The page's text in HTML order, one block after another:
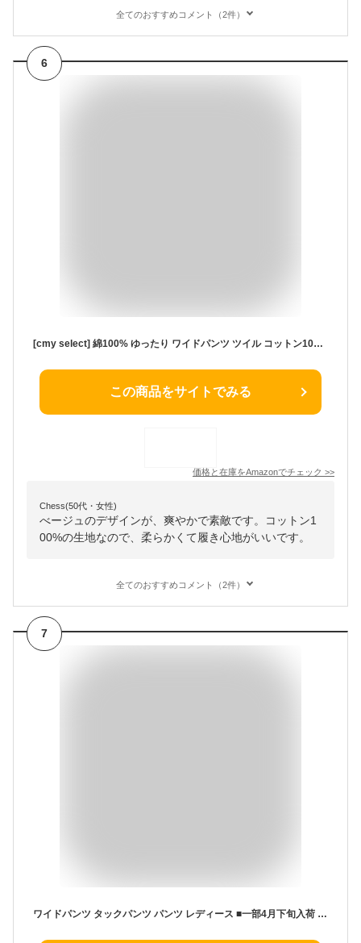
全てのおすすめコメント（2件）
6
[cmy select] 綿100% ゆったり ワイドパンツ ツイル コットン100 レディース ズボン パンツ 服 春服 春夏 可愛い カーゴパンツ かわいい おしゃれ セットアップ 春物 夏 夏服 カジュアル ボトムス 夏物 秋冬 ワイド 秋 夏用 コットン ストレート リラックス 体型カバー チノパンツ きれいめワイドパンツ 秋用 無地シンプル オールシーズン春 吸汗通気 肌に優しい 春夏秋冬用 春夏秋用 オールシーズン通用 ワイドチノパン ワイドチノパンツ ワイドチノパンレディース ワイドカーゴパン
この商品をサイトでみる
価格と在庫をAmazonでチェック >>
Chess(50代・女性)
べージュのデザインが、爽やかで素敵です。コットン1
00%の生地なので、柔らかくて履き心地がいいです。
全てのおすすめコメント（2件）
7
ワイドパンツ タックパンツ パンツ レディース ■一部4月下旬入荷 カラーパンツ フレアパンツ ツイードパンツ 卒業式 入学式 スーツ ツイード ボトムス オフィスカジュアル ロング ワイド タック きれいめ 春 夏 黒 グレー カーキ 無地 大きいサイズ 3L LL 2XL